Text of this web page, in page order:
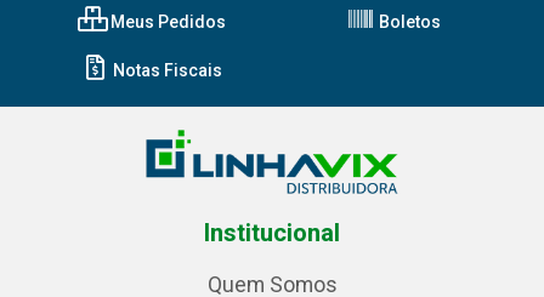
Meus Pedidos Boletos
Notas Fiscais
Institucional
Quem Somos